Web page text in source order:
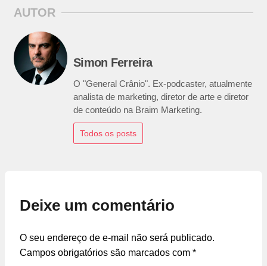
AUTOR
Simon Ferreira
O "General Crânio". Ex-podcaster, atualmente
analista de marketing, diretor de arte e diretor
de conteúdo na Braim Marketing.
Todos os posts
Deixe um comentário
O seu endereço de e-mail não será publicado.
Campos obrigatórios são marcados com *